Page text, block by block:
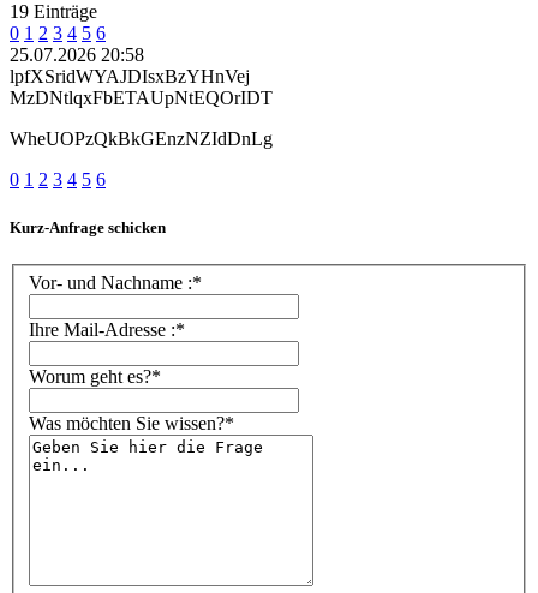
19 Einträge
0 1 2 3 4 5 6
25.07.2026 20:58
lpfXSridWYAJDIsxBzYHnVej
MzDNtlqxFbETAUpNtEQOrIDT
WheUOPzQkBkGEnzNZIdDnLg
0 1 2 3 4 5 6
Kurz-Anfrage schicken
Vor- und Nachname :*
Ihre Mail-Adresse :*
Worum geht es?*
Was möchten Sie wissen?*